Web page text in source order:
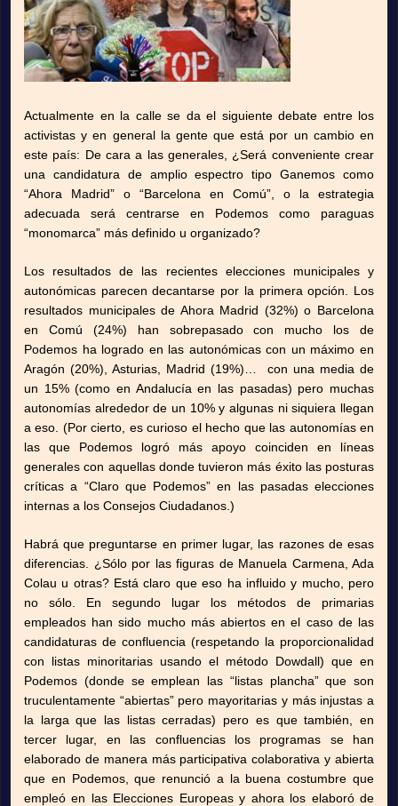
Actualmente en la calle se da el siguiente debate entre los
activistas y en general la gente que está por un cambio en
este país: De cara a las generales, ¿Será conveniente crear
una candidatura de amplio espectro tipo Ganemos como
“Ahora Madrid” o “Barcelona en Comú”, o la estrategia
adecuada será centrarse en Podemos como paraguas
“monomarca” más definido u organizado?
Los resultados de las recientes elecciones municipales y
autonómicas parecen decantarse por la primera opción. Los
resultados municipales de Ahora Madrid (32%) o Barcelona
en Comú (24%) han sobrepasado con mucho los de
Podemos ha logrado en las autonómicas con un máximo en
Aragón (20%), Asturias, Madrid (19%)… con una media de
un 15% (como en Andalucía en las pasadas) pero muchas
autonomías alrededor de un 10% y algunas ni siquiera llegan
a eso. (Por cierto, es curioso el hecho que las autonomías en
las que Podemos logró más apoyo coinciden en líneas
generales con aquellas donde tuvieron más éxito las posturas
críticas a “Claro que Podemos” en las pasadas elecciones
internas a los Consejos Ciudadanos.)
Habrá que preguntarse en primer lugar, las razones de esas
diferencias. ¿Sólo por las figuras de Manuela Carmena, Ada
Colau u otras? Está claro que eso ha influido y mucho, pero
no sólo. En segundo lugar los métodos de primarias
empleados han sido mucho más abiertos en el caso de las
candidaturas de confluencia (respetando la proporcionalidad
con listas minoritarias usando el método Dowdall) que en
Podemos (donde se emplean las “listas plancha” que son
truculentamente “abiertas” pero mayoritarias y más injustas a
la larga que las listas cerradas) pero es que también, en
tercer lugar, en las confluencias los programas se han
elaborado de manera más participativa colaborativa y abierta
que en Podemos, que renunció a la buena costumbre que
empleó en las Elecciones Europeas y ahora los elaboró de